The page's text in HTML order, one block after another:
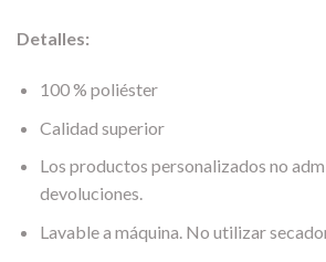
Detalles:
100 % poliéster
Calidad superior
Los productos personalizados no
devoluciones.
Lavable a máquina. No utilizar